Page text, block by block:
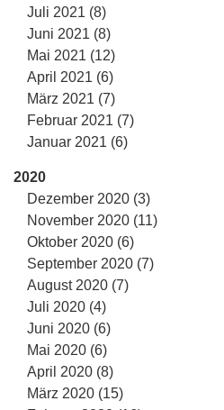
Juli 2021 (8)
Juni 2021 (8)
Mai 2021 (12)
April 2021 (6)
März 2021 (7)
Februar 2021 (7)
Januar 2021 (6)
2020
Dezember 2020 (3)
November 2020 (11)
Oktober 2020 (6)
September 2020 (7)
August 2020 (7)
Juli 2020 (4)
Juni 2020 (6)
Mai 2020 (6)
April 2020 (8)
März 2020 (15)